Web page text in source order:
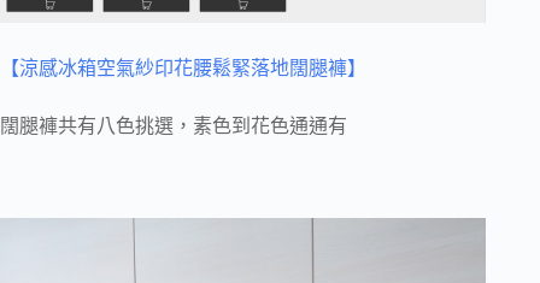
【涼感冰箱空氣紗印花腰鬆緊落地闊腿褲】
闊腿褲共有八色挑選，素色到花色通通有